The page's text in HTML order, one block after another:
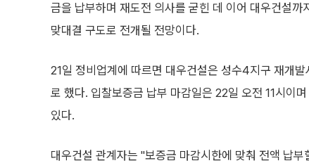
금을 납부하며 재도전 의사를 굳힌 데 이어 대우건설
맞대결 구도로 전개될 전망이다.
21일 정비업계에 따르면 대우건설은 성수4지구 재개발
로 했다. 입찰보증금 납부 마감일은 22일 오전 11시이
있다.
대우건설 관계자는 "보증금 마감시한에 맞춰 전액 납부